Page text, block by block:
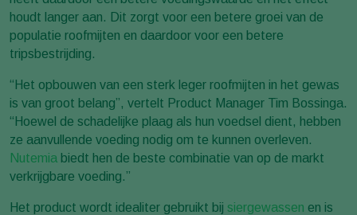
houdt langer aan. Dit zorgt voor een betere groei van de
populatie roofmijten en daardoor voor een betere
tripsbestrijding.
“Het opbouwen van een sterk leger roofmijten in het gewas
is van groot belang”, vertelt Product Manager Tim Bossinga.
“Hoewel de schadelijke plaag als hun voedsel dient, hebben
ze aanvullende voeding nodig om te kunnen overleven.
Nutemia biedt hen de beste combinatie van op de markt
verkrijgbare voeding.”
Het product wordt idealiter gebruikt bij siergewassen en is